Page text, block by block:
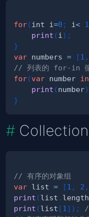
for( int i=0 ; i<
print ( i ) ;
}
var numbers = [1 ,
// 列表的 for-in
for(var number in
print (number)
}
// 有序的对象组
var list = [1 , 2 ,
print (list . length
print (list [1 ] ) ;